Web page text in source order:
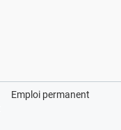
Emploi permanent